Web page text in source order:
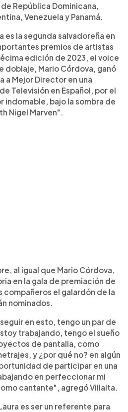
República Dominicana,
Venezuela y Panamá.
es la segunda salvadoreña en
premios de artistas
edición de 2023, el voice
doblaje, Mario Córdova, ganó
a Mejor Director en una
Televisión en Español, por el
indomable, bajo la sombra de
Nigel Marven".
al igual que Mario Córdova,
en la gala de premiación de
compañeros el galardón de la
nominados.
en esto, tengo un par de
trabajando, tengo el sueño
de pantalla, como
y ¿por qué no? en algún
de participar en una
en perfeccionar mi
cantante", agregó Villalta.
es ser un referente para